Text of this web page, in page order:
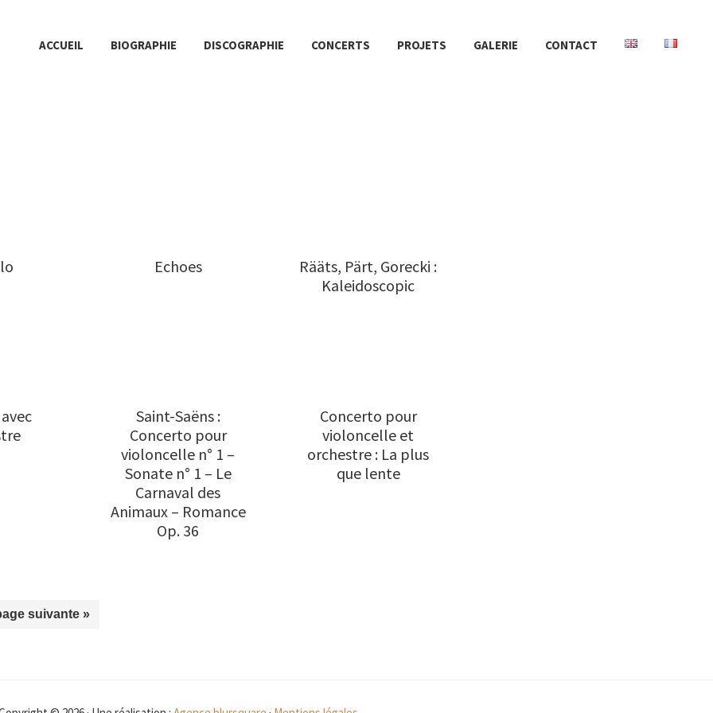
ACCUEIL BIOGRAPHIE DISCOGRAPHIE CONCERTS PROJETS GALERIE CONTACT
Echoes
Rääts, Pärt, Gorecki :
Kaleidoscopic
Saint-Saëns :
Concerto pour
violoncelle n° 1 –
Sonate n° 1 – Le
Carnaval des
Animaux – Romance
Op. 36
Concerto pour
violoncelle et
orchestre : La plus
que lente
suivante »